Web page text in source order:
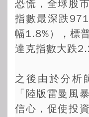
恐慌，全球股
指數最深跌
幅1.8%），標
達克指數大跌
之後由於分析
「陸版雷曼風
信心，促使投